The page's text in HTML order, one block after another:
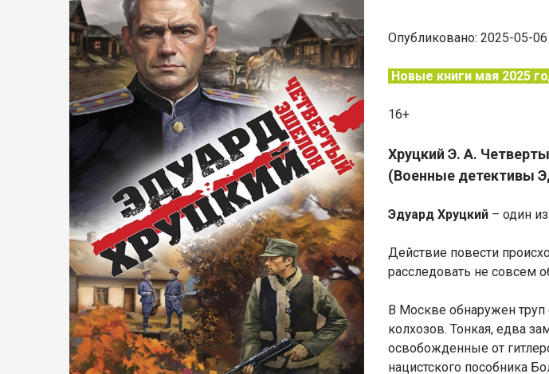
Опубликовано: 2025-05-06
Новые книги мая 2025
16+
Хруцкий Э. А.
(Военные детективы
Эдуард Хруцкий – один
Действие повести
расследовать не совсем
В Москве обнаружен
колхозов. Тонкая, едва
освобожденные от
нацистского пособника